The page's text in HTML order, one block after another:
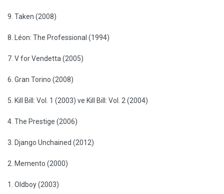
9. Taken (2008)
8. Léon: The Professional (1994)
7. V for Vendetta (2005)
6. Gran Torino (2008)
5. Kill Bill: Vol. 1 (2003) ve Kill Bill: Vol. 2 (2004)
4. The Prestige (2006)
3. Django Unchained (2012)
2. Memento (2000)
1. Oldboy (2003)